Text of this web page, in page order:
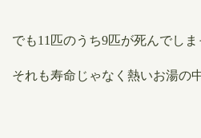
でも11匹のうち9匹が死んでし
それも寿命じゃなく熱いお湯の